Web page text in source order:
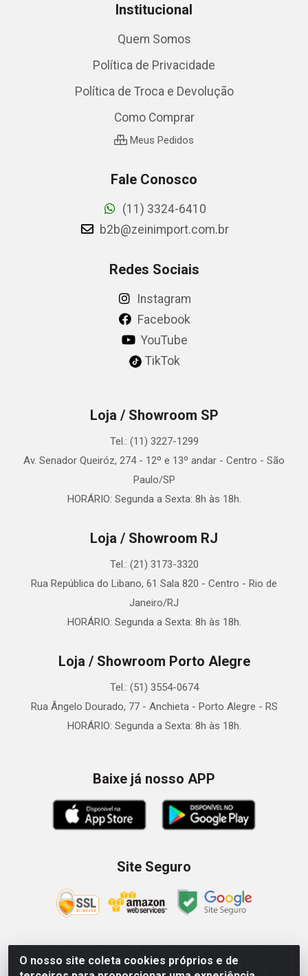
O nosso site coleta cookies próprios e de
Institucional
Quem Somos
Política de Privacidade
Política de Troca e Devolução
Como Comprar
Meus Pedidos
Fale Conosco
(11) 3324-6410
b2b@zeinimport.com.br
Redes Sociais
Instagram
Facebook
YouTube
TikTok
Loja / Showroom SP
Tel.: (11) 3227-1299
Av. Senador Queiróz, 274 - 12º e 13º andar - Centro - São
Paulo/SP
HORÁRIO: Segunda a Sexta: 8h às 18h.
Loja / Showroom RJ
Tel.: (21) 3173-3320
Rua República do Libano, 61 Sala 820 - Centro - Rio de
Janeiro/RJ
HORÁRIO: Segunda a Sexta: 8h às 18h.
Loja / Showroom Porto Alegre
Tel.: (51) 3554-0674
Rua Ângelo Dourado, 77 - Anchieta - Porto Alegre - RS
HORÁRIO: Segunda a Sexta: 8h às 18h.
Baixe já nosso APP
Site Seguro
Zein Importação e Comércio LTDA - Av. Senador Queiróz, 274